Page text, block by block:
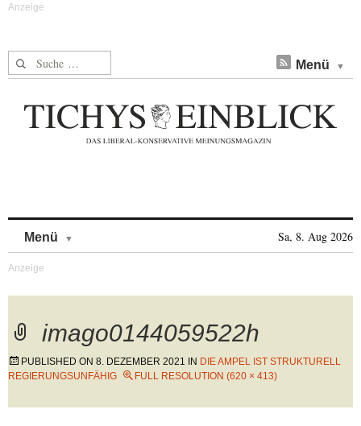
Suche nach: Menü
Menü Sa, 8. Aug 2026
imago0144059522h
PUBLISHED ON 8. DEZEMBER 2021 IN DIE AMPEL IST STRUKTURELL
REGIERUNGSUNFÄHIG
FULL RESOLUTION (620 × 413)